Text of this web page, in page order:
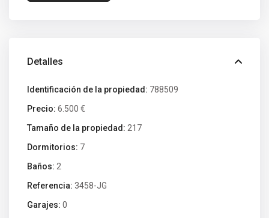
Detalles
Identificación de la propiedad: 788509
Precio: 6.500 €
Tamaño de la propiedad: 217
Dormitorios: 7
Baños: 2
Referencia: 3458-JG
Garajes: 0